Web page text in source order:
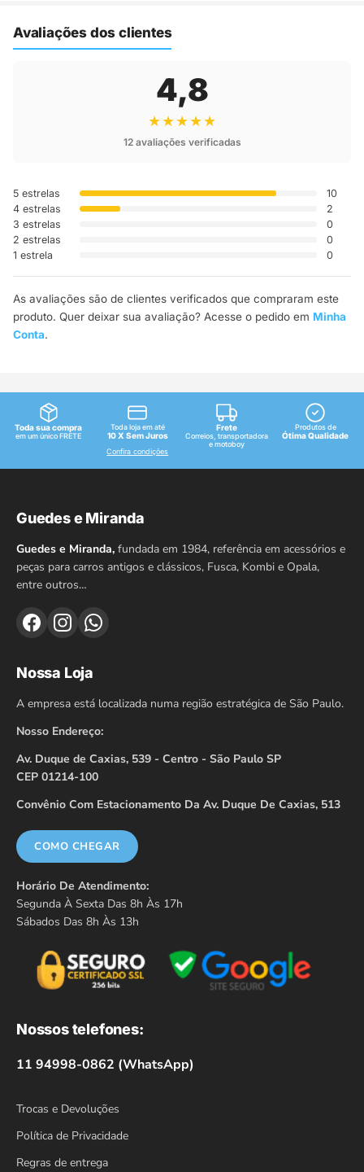
Avaliações dos clientes
4,8
★★★★★
12 avaliações verificadas
5 estrelas
10
4 estrelas
2
3 estrelas
0
2 estrelas
0
1 estrela
0
As avaliações são de clientes verificados que compraram este
produto. Quer deixar sua avaliação? Acesse o pedido em Minha
Conta.
Toda sua compra
em um único FRETE
Toda loja em até
10 X Sem Juros
Confira condições
Frete
Correios, transportadora
e motoboy
Produtos de
Ótima Qualidade
Guedes e Miranda
Guedes e Miranda, fundada em 1984, referência em acessórios e
peças para carros antigos e clássicos, Fusca, Kombi e Opala,
entre outros…
Nossa Loja
A empresa está localizada numa região estratégica de São Paulo.
Nosso Endereço:
Av. Duque de Caxias, 539 - Centro - São Paulo SP
CEP 01214-100
Convênio Com Estacionamento Da Av. Duque De Caxias, 513
COMO CHEGAR
Horário De Atendimento:
Segunda À Sexta Das 8h Às 17h
Sábados Das 8h Às 13h
Nossos telefones:
11 94998-0862 (WhatsApp)
Trocas e Devoluções
Política de Privacidade
Regras de entrega